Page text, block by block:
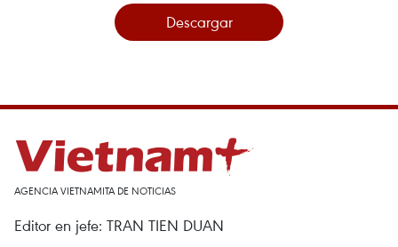
Descargar
AGENCIA VIETNAMITA DE NOTICIAS
Editor en jefe: TRAN TIEN DUAN